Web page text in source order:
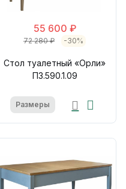
55 600 ₽
72 280 ₽ -30%
Стол туалетный «Орли»
П3.590.1.09
Размеры